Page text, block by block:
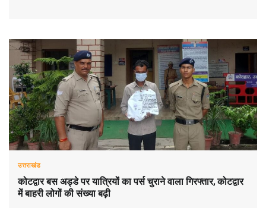
उत्तराखंड
कोटद्वार बस अड्डे पर यात्रियों का पर्स चुराने वाला गिरफ्तार, कोटद्वार
में बाहरी लोगों की संख्या बढ़ी